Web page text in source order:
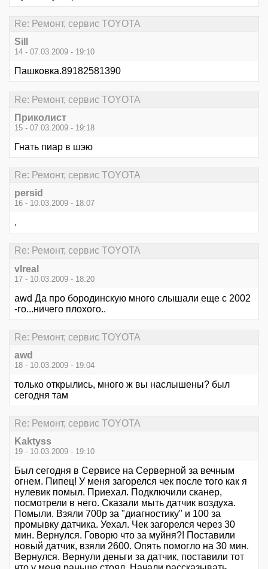
Re: Ремонт, сервис TOYOTA
Sill
14 - 07.03.2009 - 19:10
Пашковка.89182581390
Re: Ремонт, сервис TOYOTA
Приколист
15 - 07.03.2009 - 19:18
Гнать пиар в шэю
Re: Ремонт, сервис TOYOTA
persid
16 - 10.03.2009 - 18:07
.
Re: Ремонт, сервис TOYOTA
vlreal
17 - 10.03.2009 - 18:20
awd Да про бородинскую много слышали еще с 2002
-го...ничего плохого..
Re: Ремонт, сервис TOYOTA
awd
18 - 10.03.2009 - 19:04
только открылись, много ж вы наслышены? был
сегодня там
Re: Ремонт, сервис TOYOTA
Kaktyss
19 - 10.03.2009 - 19:10
Был сегодня в Сервисе на Серверной за вечным
огнем. Пипец! У меня загорелся чек после того как я
нулевик помыл. Приехал. Подключили сканер,
посмотрели в него. Сказали мыть датчик воздуха.
Помыли. Взяли 700р за "диагностику" и 100 за
промывку датчика. Уехал. Чек загорелся через 30
мин. Вернулся. Говорю что за муйня?! Поставили
новый датчик, взяли 2600. Опять помогло на 30 мин.
Вернулся. Вернули деньги за датчик, поставили тот